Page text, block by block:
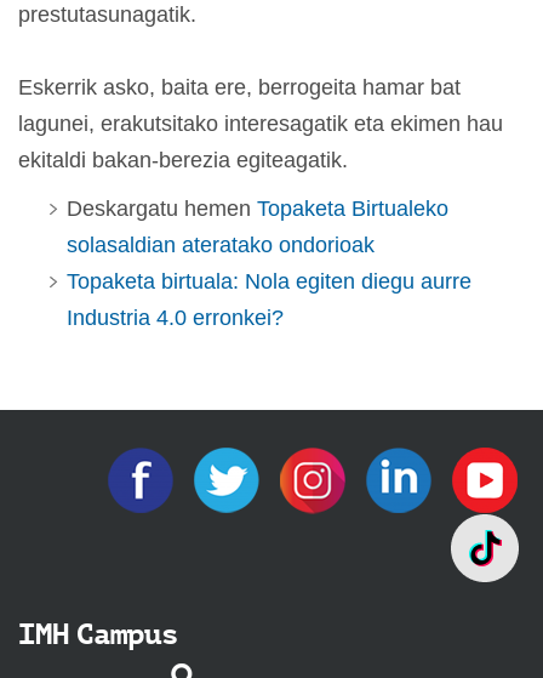
prestutasunagatik.
Eskerrik asko, baita ere, berrogeita hamar bat
lagunei, erakutsitako interesagatik eta ekimen hau
ekitaldi bakan-berezia egiteagatik.
Deskargatu hemen Topaketa Birtualeko
solasaldian ateratako ondorioak
Topaketa birtuala: Nola egiten diegu aurre
Industria 4.0 erronkei?
IMH Campus